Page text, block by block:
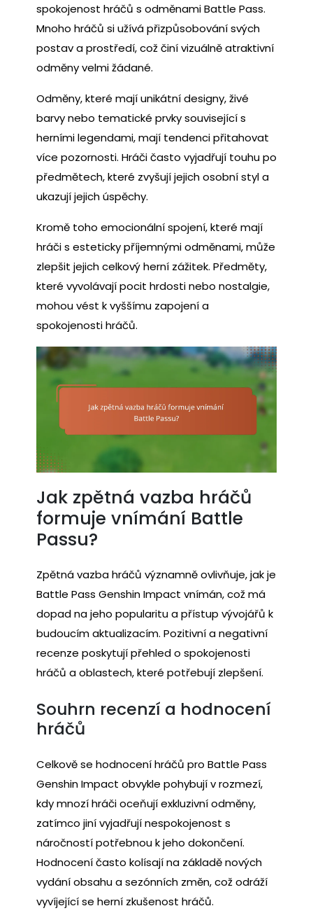
spokojenost hráčů s odměnami Battle Pass.
Mnoho hráčů si užívá přizpůsobování svých
postav a prostředí, což činí vizuálně atraktivní
odměny velmi žádané.
Odměny, které mají unikátní designy, živé
barvy nebo tematické prvky související s
herními legendami, mají tendenci přitahovat
více pozornosti. Hráči často vyjadřují touhu po
předmětech, které zvyšují jejich osobní styl a
ukazují jejich úspěchy.
Kromě toho emocionální spojení, které mají
hráči s esteticky příjemnými odměnami, může
zlepšit jejich celkový herní zážitek. Předměty,
které vyvolávají pocit hrdosti nebo nostalgie,
mohou vést k vyššímu zapojení a
spokojenosti hráčů.
Jak zpětná vazba hráčů
formuje vnímání Battle
Passu?
Zpětná vazba hráčů významně ovlivňuje, jak je
Battle Pass Genshin Impact vnímán, což má
dopad na jeho popularitu a přístup vývojářů k
budoucím aktualizacím. Pozitivní a negativní
recenze poskytují přehled o spokojenosti
hráčů a oblastech, které potřebují zlepšení.
Souhrn recenzí a hodnocení
hráčů
Celkově se hodnocení hráčů pro Battle Pass
Genshin Impact obvykle pohybují v rozmezí,
kdy mnozí hráči oceňují exkluzivní odměny,
zatímco jiní vyjadřují nespokojenost s
náročností potřebnou k jeho dokončení.
Hodnocení často kolísají na základě nových
vydání obsahu a sezónních změn, což odráží
vyvíjející se herní zkušenost hráčů.